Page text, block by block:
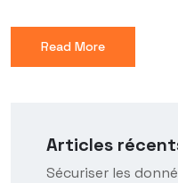
Read More
Articles
Sécuriser les